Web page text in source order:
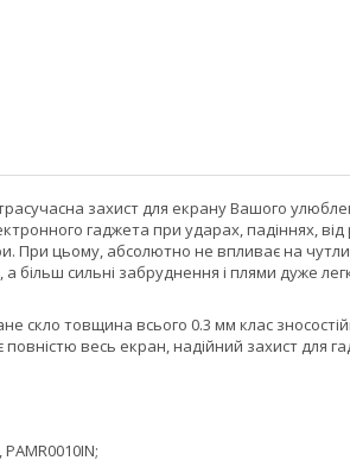
захист для екрану Вашого
гаджета при ударах, падіннях,
При цьому, абсолютно не впливає на
а більш сильні забруднення і плями дуже
скло товщина всього 0.3 мм клас
повністю весь екран, надійний захист для